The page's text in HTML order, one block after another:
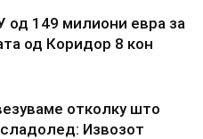
од 149 милиони евра за
од Коридор 8 кон
отколку што
Извозот